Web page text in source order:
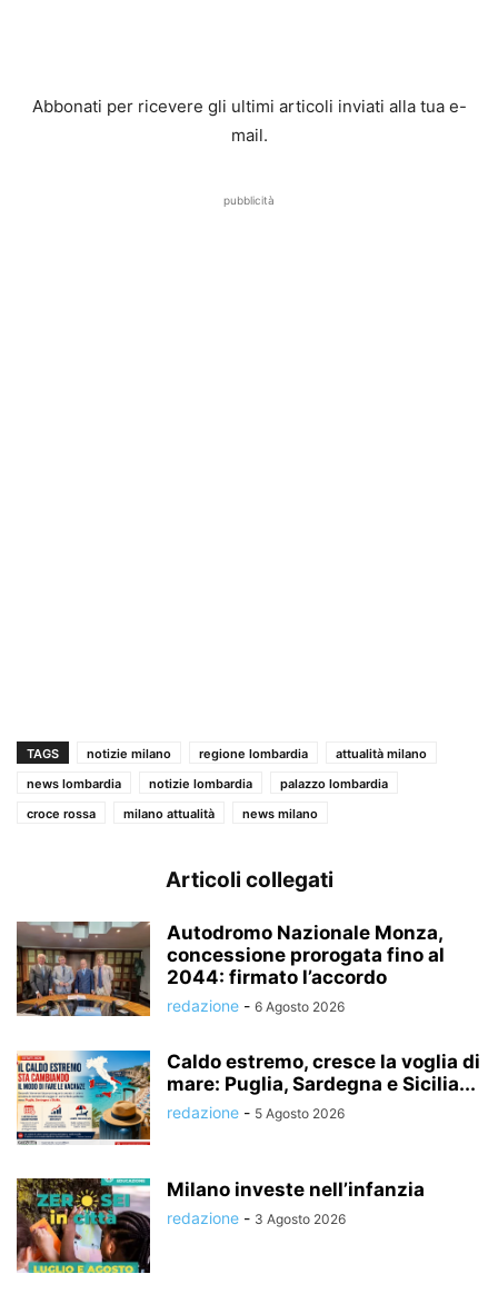
Abbonati per ricevere gli ultimi articoli inviati alla tua e-
mail.
pubblicità
TAGS notizie milano regione lombardia
attualità milano
news lombardia
notizie lombardia
palazzo lombardia
croce rossa
milano attualità news milano
Articoli collegati
Autodromo Nazionale Monza,
concessione prorogata fino al
2044: firmato l’accordo
redazione - 6 Agosto 2026
Caldo estremo, cresce la voglia di
mare: Puglia, Sardegna e Sicilia...
redazione - 5 Agosto 2026
Milano investe nell’infanzia
redazione - 3 Agosto 2026